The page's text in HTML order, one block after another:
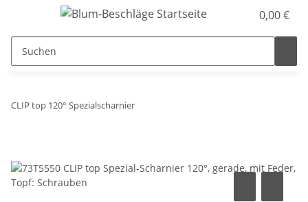
0,00 €
CLIP top 120° Spezialscharnier